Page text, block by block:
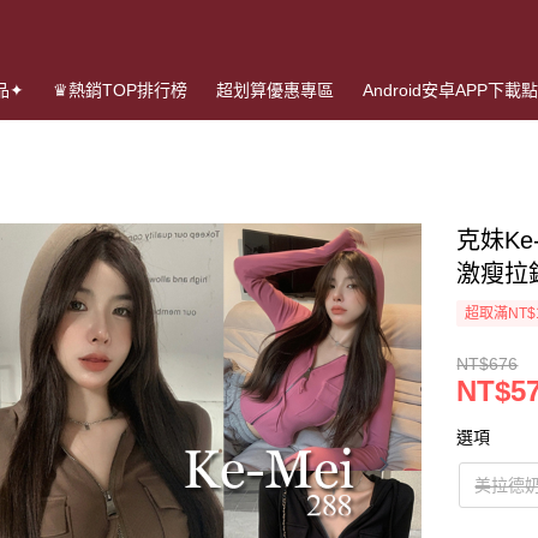
✦ ♛熱銷TOP排行榜 超划算優惠專區 Android安卓APP下載
克妹
激瘦拉
超取滿
NT$676
選項
美拉德